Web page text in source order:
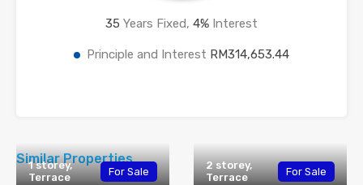
35 Years Fixed, 4% Interest
Principle and Interest RM314,653.44
Similar Properties
1 storey,
Terrace
For Sale
2 storey,
Terrace
For Sale